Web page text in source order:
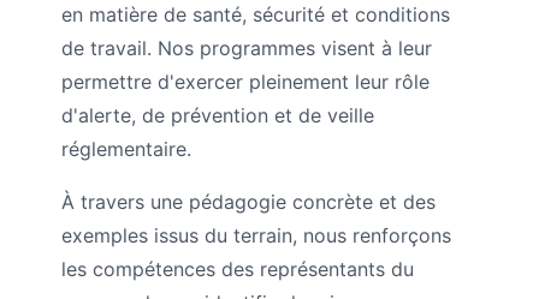
en matière de santé, sécurité et conditions
de travail. Nos programmes visent à leur
permettre d'exercer pleinement leur rôle
d'alerte, de prévention et de veille
réglementaire.
À travers une pédagogie concrète et des
exemples issus du terrain, nous renforçons
les compétences des représentants du